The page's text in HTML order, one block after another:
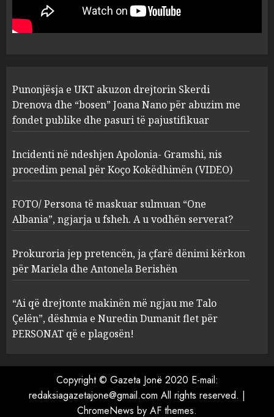
1
“bosen” Joana Nano për
abuzim me fondet publike dhe
pasuri të pajustifikuar
2
Apolonia- Gramshi, nis
procedim penal për Koço
Kokëdhimën (VIDEO)
MARCH 27, 2025
3
FOTO/ Persona të maskuar
sulmuan “One Albania”,
ngjarja u fsheh. A u vodhën
serverat?
4
Prokuroria jep pretencën, ja
çfarë dënimi kërkon për
Berishën
MARCH 25, 2025
“Ai që drejtonte makinën më
ngjau me Talo Çelën”,
dëshmia e Nuredin Dumanit
flet për PERSONAT që e
Punonjësja e UKT akuzon drejtorin Skerdi
Drenova dhe “bosen” Joana Nano për abuzim me
fondet publike dhe pasuri të pajustifikuar
Incidenti në ndeshjen Apolonia- Gramshi, nis
procedim penal për Koço Kokëdhimën (VIDEO)
FOTO/ Persona të maskuar sulmuan “One
Albania”, ngjarja u fsheh. A u vodhën serverat?
Prokuroria jep pretencën, ja çfarë dënimi kërkon
për Mariela dhe Antonela Berishën
“Ai që drejtonte makinën më ngjau me Talo
Çelën”, dëshmia e Nuredin Dumanit flet për
PERSONAT që e plagosën!
Copyright © Gazeta Jonë 2020 E-mail:
redaksiagazetajone@gmail.com All rights reserved. |
ChromeNews by AF themes.